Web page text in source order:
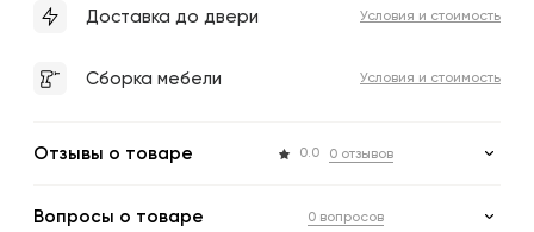
Доставка до двери Условия и стоимость
Сборка мебели Условия и стоимость
Отзывы о товаре 0.0 0 отзывов
Вопросы о товаре 0 вопросов